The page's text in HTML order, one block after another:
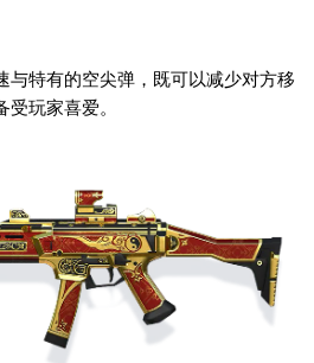
与特有的空尖弹，既可以减少对方移
玩家喜爱。